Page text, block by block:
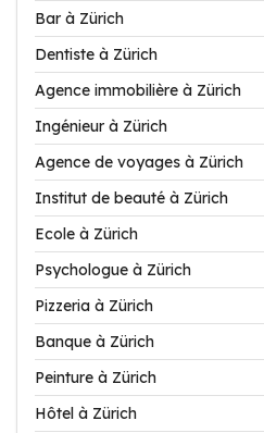
Bar à Zürich
Dentiste à Zürich
Agence immobilière à Zürich
Ingénieur à Zürich
Agence de voyages à Zürich
Institut de beauté à Zürich
Ecole à Zürich
Psychologue à Zürich
Pizzeria à Zürich
Banque à Zürich
Peinture à Zürich
Hôtel à Zürich